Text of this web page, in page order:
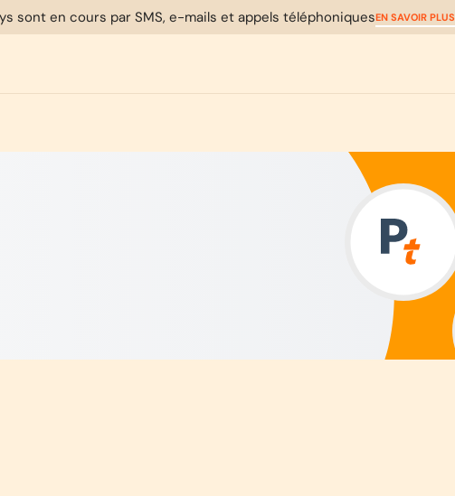
sont en cours par SMS, e-mails et appels téléphoniquesEN SAVOIR PLUS